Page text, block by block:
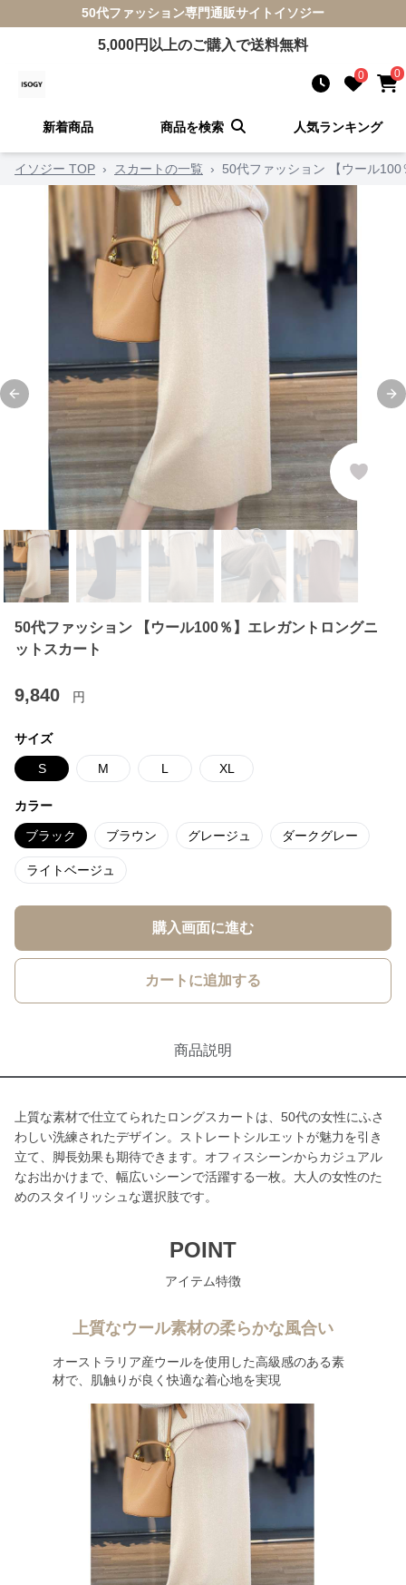
50代ファッション専門通販サイト イソジー
5,000円以上のご購入で送料無料
0 0
新着商品 商品を検索 人気ランキング
イソジー TOP › スカートの一覧 › 50代ファッション 【ウール
Previous slide
50代ファッション 【ウール100％】エレガントロングニ
ットスカート
9,840 円
サイズ
S M L XL
カラー
ブラック ブラウン グレージュ ダークグレー
ライトベージュ
購入画面に進む
カートに追加する
商品説明
上質な素材で仕立てられたロングスカートは、50代の女性にふさ
わしい洗練されたデザイン。ストレートシルエットが魅力を引き
立て、脚長効果も期待できます。オフィスシーンからカジュアル
なお出かけまで、幅広いシーンで活躍する一枚。大人の女性のた
めのスタイリッシュな選択肢です。
POINT
アイテム特徴
上質なウール素材の柔らかな風合い
オーストラリア産ウールを使用した高級感のある素
材で、肌触りが良く快適な着心地を実現